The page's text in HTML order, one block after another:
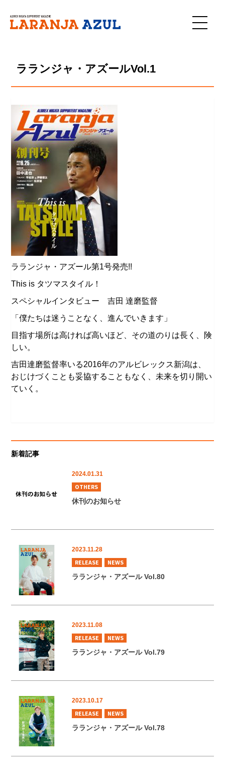
content
ラランジャ・アズールVol.1
ラランジャ・アズール第1号発売!!
This is タツマスタイル！
スペシャルインタビュー 吉田 達磨監督
「僕たちは迷うことなく、進んでいきます」
目指す場所は高ければ高いほど、その道のりは長く、険
しい。
吉田達磨監督率いる2016年のアルビレックス新潟は、
おじけづくことも妥協することもなく、未来を切り開い
ていく。
新着記事
2024.01.31
OTHERS
休刊のお知らせ
2023.11.28
RELEASE NEWS
ラランジャ・アズール Vol.80
2023.11.08
RELEASE NEWS
ラランジャ・アズール Vol.79
2023.10.17
RELEASE NEWS
ラランジャ・アズール Vol.78